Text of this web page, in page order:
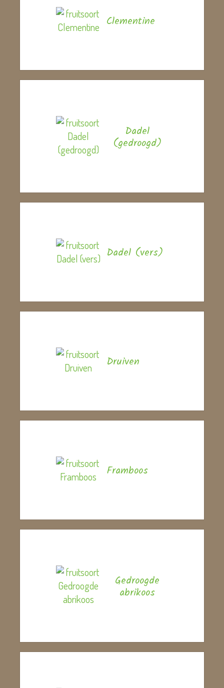
Clementine
Dadel
(gedroogd)
Dadel (vers)
Druiven
Framboos
Gedroogde
abrikoos